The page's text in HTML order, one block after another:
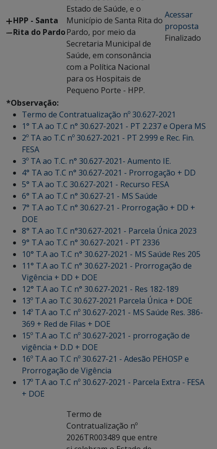
HPP - Santa
Rita do Pardo
Estado de Saúde, e o
Município de Santa Rita do
Pardo, por meio da
Secretaria Municipal de
Saúde, em consonância
com a Política Nacional
para os Hospitais de
Pequeno Porte - HPP.
Acessar
proposta
Finalizado
*Observação:
Termo de Contratualização nº 30.627-2021
1° T.A ao T.C n° 30.627-2021 - PT 2.237 e Opera MS
2º TA ao T.C nº 30.627-2021 - PT 2.999 e Rec. Fin.
FESA
3º TA ao T.C. n° 30.627-2021- Aumento IE.
4° TA ao T.C n° 30.627-2021 - Prorrogação + DD
5° T.A ao T.C 30.627-2021 - Recurso FESA
6° T.A ao T.C n° 30.627-21 - MS Saúde
7° T.A ao T.C n° 30.627-21 - Prorrogação + DD +
DOE
8° T.A ao T.C n°30.627-2021 - Parcela Única 2023
9° T.A ao T.C n° 30.627-2021 - PT 2336
10° T.A ao T.C n° 30.627-2021 - MS Saúde Res 205
11° T.A ao T.C n° 30.627-2021 - Prorrogação de
Vigência + DD + DOE
12° T.A ao T.C n° 30.627-2021 - Res 182-189
13º T.A ao T.C 30.627-2021 Parcela Única + DOE
14º T.A ao T.C nº 30.627-2021 - MS Saúde Res. 386-
369 + Red de Filas + DOE
15º T.A ao T.C nº 30.627-2021 - prorrogação de
vigência + D.D + DOE
16º T.A ao T.C nº 30.627-21 - Adesão PEHOSP e
Prorrogação de Vigência
17º T.A ao T.C nº 30.627-2021 - Parcela Extra - FESA
+ DOE
Termo de
Contratualização nº
2026TR003489 que entre